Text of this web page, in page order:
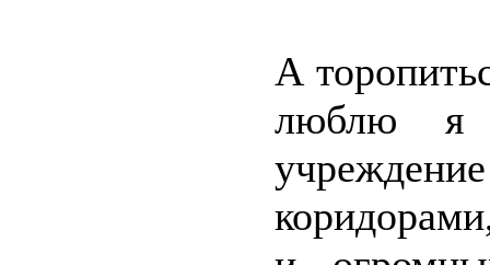
А
люблю я